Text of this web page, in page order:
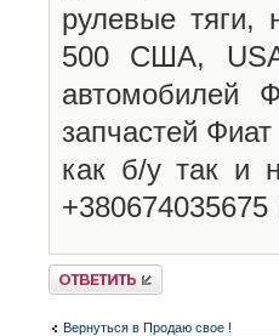
рулевые тяги,
500 США,
автомобилей
запчастей
как б/у так и
+380674035675
Ответить
Вернуться в Продаю свое !